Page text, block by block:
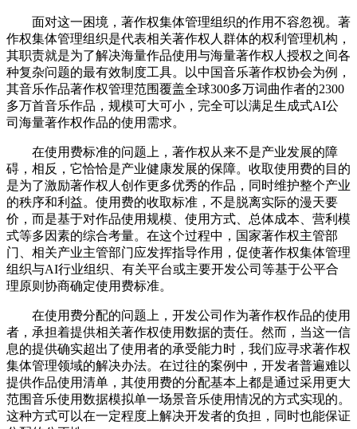
面对这一困境，著作权集体管理组织的作用不容忽视。著
作权集体管理组织是代表相关著作权人群体的权利管理机构，
其职责就是为了解决海量作品使用与海量著作权人授权之间各
种复杂问题的最有效制度工具。以中国音乐著作权协会为例，
其音乐作品著作权管理范围覆盖全球300多万词曲作者的2300
多万首音乐作品，规模可大可小，完全可以满足生成式AI公
司海量著作权作品的使用需求。
在使用费标准的问题上，著作权从来不是产业发展的障
碍，相反，它恰恰是产业健康发展的保障。收取使用费的目的
是为了激励著作权人创作更多优秀的作品，同时维护整个产业
的秩序和利益。使用费的收取标准，不是脱离实际的漫天要
价，而是基于对作品使用规模、使用方式、总体成本、营利模
式等多因素的综合考量。在这个过程中，国家著作权主管部
门、相关产业主管部门应发挥指导作用，促使著作权集体管理
组织与AI行业组织、有关平台或主要开发公司等基于公平合
理原则协商确定使用费标准。
在使用费分配的问题上，开发公司作为著作权作品的使用
者，承担着提供相关著作权使用数据的责任。然而，当这一信
息的提供确实超出了使用者的承受能力时，我们应寻求著作权
集体管理领域的解决办法。在过往的案例中，开发者普遍难以
提供作品使用清单，其使用费的分配基本上都是通过采用更大
范围音乐使用数据模拟单一场景音乐使用情况的方式实现的。
这种方式可以在一定程度上解决开发者的负担，同时也能保证